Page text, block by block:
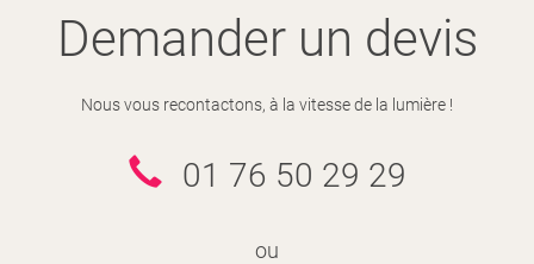
Demander un devis
Nous vous recontactons, à la vitesse de la lumière !
01 76 50 29 29
ou